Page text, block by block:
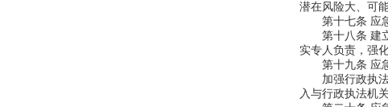
潜在风险大、可
第十七条 应急
第十八条 建立
实专人负责，强
第十九条 应急
加强行政执法
入与行政执法机